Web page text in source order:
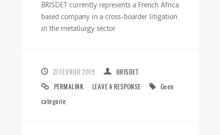
BRISDET currently represents a French Africa
based company in a cross-boarder litigation
in the metallurgy sector
21 FÉVRIER 2019
BRISDET
PERMALINK
LEAVE A RESPONSE
Geen
categorie